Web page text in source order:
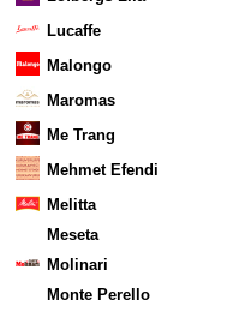
Lucaffe
Malongo
Maromas
Me Trang
Mehmet Efendi
Melitta
Meseta
Molinari
Monte Perello